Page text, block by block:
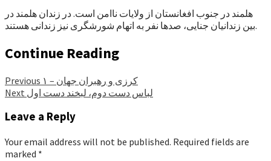
هلمند در جنوب افغانستان از ولایات ناامن است. در زندان هلمند در
بین زندانیان جنایی، صدها نفر به اتهام شورشگری نیز زندانی هستند.
Continue Reading
Previous
کرزی و رهبران جهان – ۱
Next لباس دست دوم، لبخند دست اول
Leave a Reply
Your email address will not be published. Required fields are
marked *